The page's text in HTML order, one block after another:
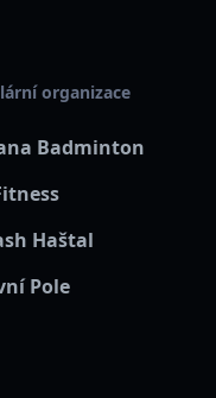
organizace
Badminton
Haštal
Pole